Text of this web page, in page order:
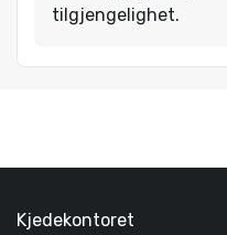
tilgjengelighet.
Kjedekontoret